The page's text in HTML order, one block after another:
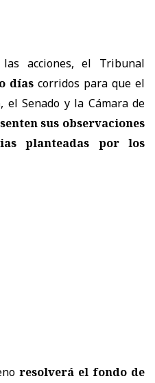
acciones, el Tribunal
días corridos para que el
el Senado y la Cámara de
sus observaciones
planteadas por los
resolverá el fondo de